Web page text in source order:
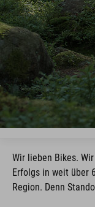
Wir lieben Bikes.
Erfolgs in weit über
Region. Denn